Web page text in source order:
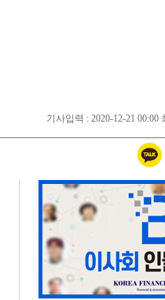
기사입력 : 2020-12-21 00:00